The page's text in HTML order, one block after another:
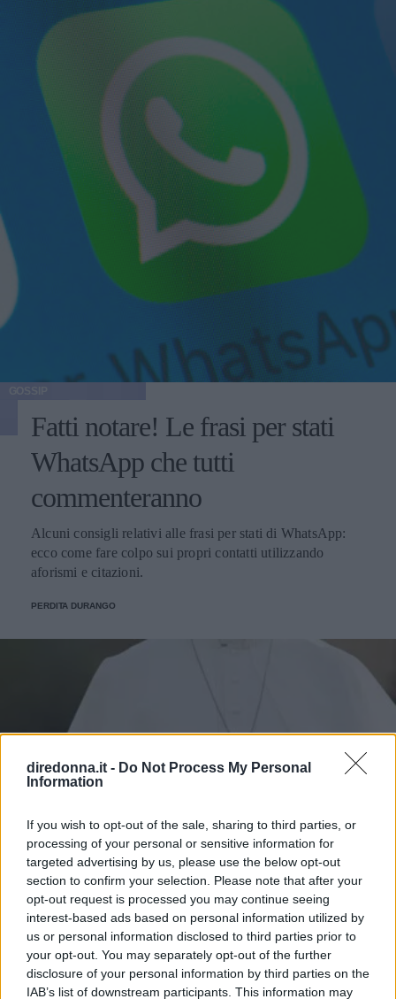
diredonna.it - Do Not Process My Personal
Information
If you wish to opt-out of the sale, sharing to third parties, or
processing of your personal or sensitive information for
targeted advertising by us, please use the below opt-out
section to confirm your selection. Please note that after your
opt-out request is processed you may continue seeing
interest-based ads based on personal information utilized by
us or personal information disclosed to third parties prior to
your opt-out. You may separately opt-out of the further
disclosure of your personal information by third parties on the
IAB’s list of downstream participants. This information may
Fatti notare! Le frasi per stati
WhatsApp che tutti
commenteranno
Alcuni consigli relativi alle frasi per stati di WhatsApp:
ecco come fare colpo sui propri contatti utilizzando
aforismi e citazioni.
PERDITA DURANGO